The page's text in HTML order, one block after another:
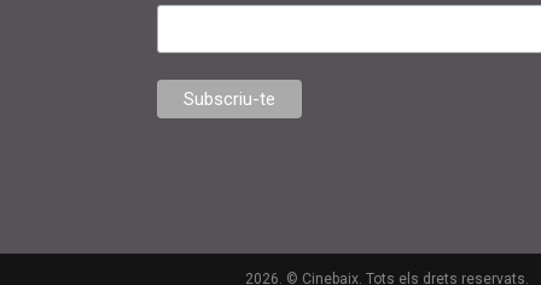
2026. © Cinebaix. Tots els drets reservats.